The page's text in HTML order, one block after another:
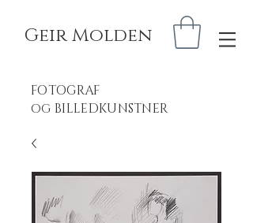
Geir Molden
FOTOGRAF
OG BILLEDKUNSTNER